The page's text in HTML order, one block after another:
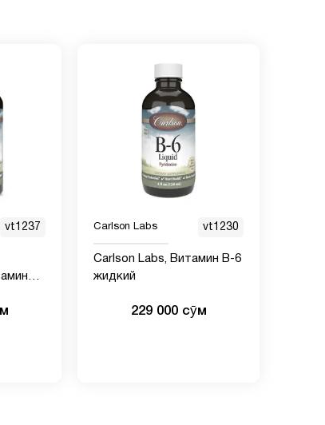
vt1237
с
Carlson Labs vt1230
Carlson Labs, Витамин B-6
жидкий
229 000 сӯм